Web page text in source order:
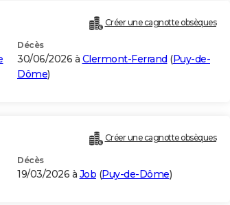
Créer une cagnotte obsèques
Décès
30/06/2026 à Clermont-Ferrand (Puy-de-
Dôme)
Créer une cagnotte obsèques
Décès
19/03/2026 à Job (Puy-de-Dôme)